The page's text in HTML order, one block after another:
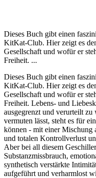
Dieses Buch gibt einen
KitKat-Club. Hier zeigt es
Gesellschaft und wofür er
Freiheit. ...
Dieses Buch gibt einen
KitKat-Club. Hier zeigt es
Gesellschaft und wofür er
Freiheit. Lebens- und
ausgegrenzt und verurteilt zu
vermuten lässt, steht es für
können - mit einer Mischung
und totalen Kontrollverlust
Aber bei all diesem
Substanzmissbrauch,
synthetisch verstärkte
aufgeführt und verharmlost